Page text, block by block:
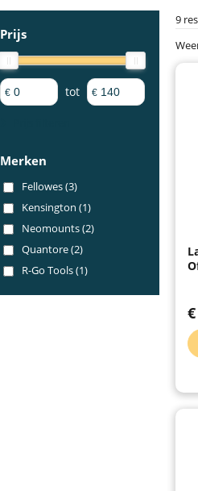
Prijs
€ tot €
Merken
Fellowes (3)
Kensington (1)
Neomounts (2)
Quantore (2)
R-Go Tools (1)
9
€